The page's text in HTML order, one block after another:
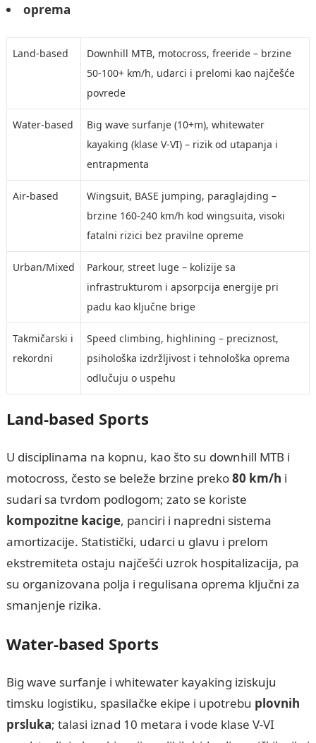
oprema
Land-based
Downhill MTB, motocross, freeride – brzine
50-100+ km/h, udarci i prelomi kao najčešće
povrede
Water-based
Big wave surfanje (10+m), whitewater
kayaking (klase V-VI) – rizik od utapanja i
entrapmenta
Air-based
Wingsuit, BASE jumping, paraglajding –
brzine 160-240 km/h kod wingsuita, visoki
fatalni rizici bez pravilne opreme
Urban/Mixed
Parkour, street luge – kolizije sa
infrastrukturom i apsorpcija energije pri
padu kao ključne brige
Takmičarski i
rekordni
Speed climbing, highlining – preciznost,
psihološka izdržljivost i tehnološka oprema
odlučuju o uspehu
Land-based Sports
U disciplinama na kopnu, kao što su downhill MTB i
motocross, često se beleže brzine preko80 km/h i
sudari sa tvrdom podlogom; zato se koriste
kompozitne kacige, panciri i napredni sistema
amortizacije. Statistički, udarci u glavu i prelom
ekstremiteta ostaju najčešći uzrok hospitalizacija, pa
su organizovana polja i regulisana oprema ključni za
smanjenje rizika.
Water-based Sports
Big wave surfanje i whitewater kayaking iziskuju
timsku logistiku, spasilačke ekipe i upotrebu plovnih
prsluka; talasi iznad 10 metara i vode klase V-VI